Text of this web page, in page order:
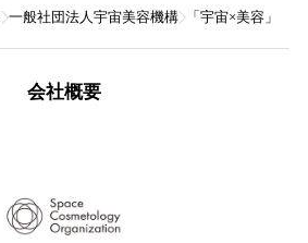
一般社団法人宇宙美容機構 「宇宙×美容」共
会社概要